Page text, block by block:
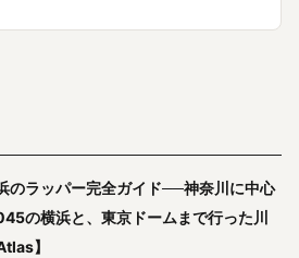
のラッパー完全ガイド──神奈川に中心
の横浜と、東京ドームまで行った川
】